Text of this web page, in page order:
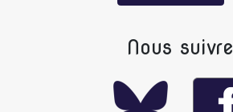
Nous suivre